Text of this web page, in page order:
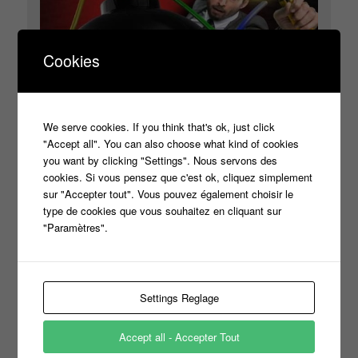
Your settings may be preventing you from seeing this
Review your settings - Vérifiez vos paramètres
Cookies
We serve cookies. If you think that's ok, just click
"Accept all". You can also choose what kind of cookies
you want by clicking "Settings". Nous servons des
cookies. Si vous pensez que c'est ok, cliquez simplement
sur "Accepter tout". Vous pouvez également choisir le
type de cookies que vous souhaitez en cliquant sur
"Paramètres".
Settings Reglage
Accept all - Accepter Tout